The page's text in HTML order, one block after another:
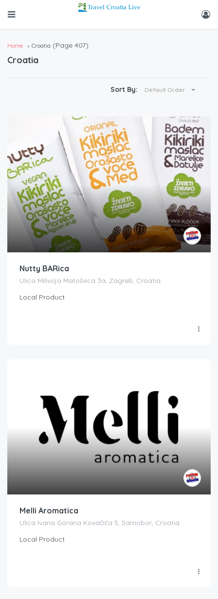
Home Croatia (Page 407)
Croatia
Sort By: Default Order
Nutty BARica
Ulica Milivoja Matošeca 3a, Zagreb, Croatia
Local Product
Melli Aromatica
Ulica Ivana Gorana Kovačića 5, Samobor, Croatia
Local Product